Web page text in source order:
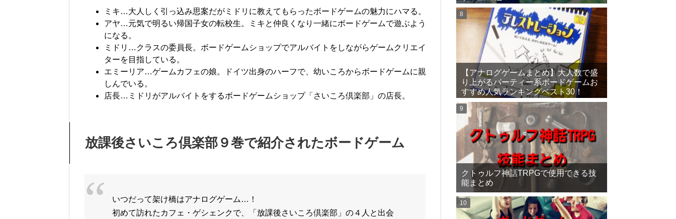
ミキ…大人しく引っ込み思案だがミドリに教えてもらったボードゲームの魅力にハマる。
アヤ…元気で明るい帰国子女の転校生。ミキと仲良くなり一緒にボードゲームで遊ぶよう
になる。
ミドリ…クラスの委員長。ボードゲームショップでアルバイトをしながらゲームクリエイ
ターを目指している。
エミーリア…ゲームカフェの娘。ドイツ出身のハーフで、幼いころからボードゲームに親
しんでいる。
店長…ミドリがアルバイトをするボードゲームショップ「さいころ倶楽部」の店長。
放課後さいころ倶楽部９巻で紹介されたボードゲーム
いつだって架け橋はアナログゲーム…！
初めて訪れたカフェ・ゲシェンクで、「放課後さいころ倶楽部」の４人と出会
【アナログゲームまとめ】大人数で盛
り上がるパーティー系ボードゲームお
すすめ人気ランキングベスト30！
クトゥルフ神話TRPGで使用できる技
能まとめ